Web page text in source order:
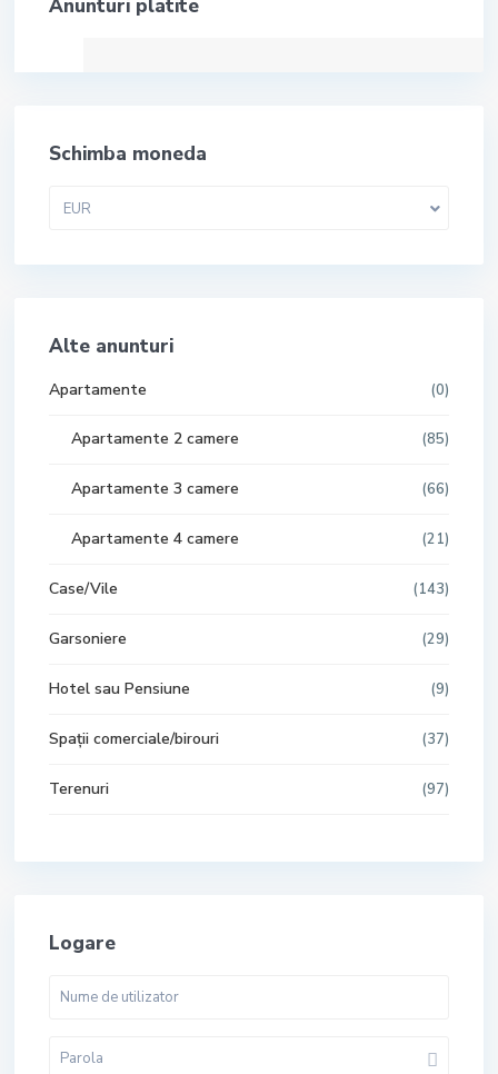
Anunturi platite
Schimba moneda
EUR
Alte anunturi
Apartamente (0)
Apartamente 2 camere (85)
Apartamente 3 camere (66)
Apartamente 4 camere (21)
Case/Vile (143)
Garsoniere (29)
Hotel sau Pensiune (9)
Spații comerciale/birouri (37)
Terenuri (97)
Logare